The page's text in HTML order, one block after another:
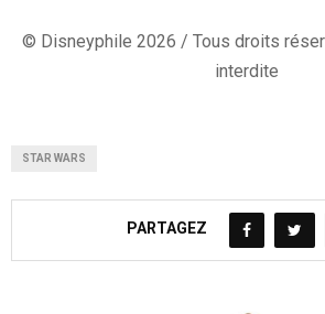
© Disneyphile 2026 / Tous droits
interdite
STAR WARS
PARTAGEZ